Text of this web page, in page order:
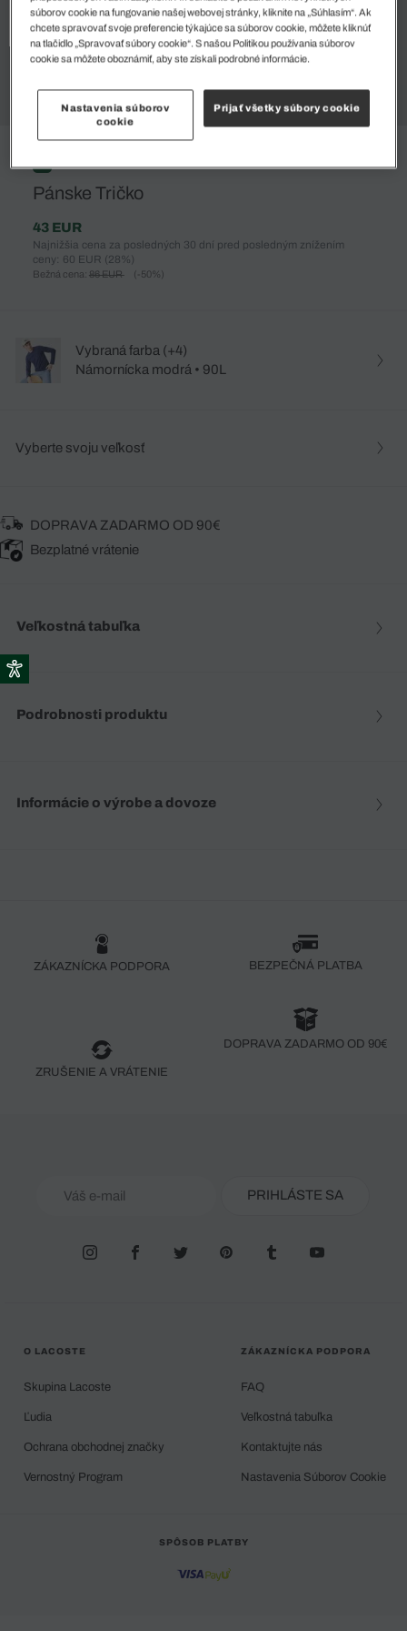
%
Pánske Tričko
43 EUR
Najnižšia cena za posledných 30 dní pred posledným znížením
ceny: 60 EUR (28%)
Bežná cena: 86 EUR (-50%)
Vybraná farba (+4)
Námornícka modrá • 90L
Vyberte svoju veľkosť
DOPRAVA ZADARMO OD 90€
Bezplatné vrátenie
Veľkostná tabuľka
Podrobnosti produktu
Informácie o výrobe a dovoze
ZÁKAZNÍCKA PODPORA BEZPEČNÁ PLATBA
ZRUŠENIE A VRÁTENIE
DOPRAVA ZADARMO OD 90€
PRIHLÁSTE SA
O LACOSTE
Skupina Lacoste
Ľudia
Ochrana obchodnej značky
Vernostný Program
ZÁKAZNÍCKA PODPORA
FAQ
Veľkostná tabuľka
Kontaktujte nás
Nastavenia Súborov Cookie
SPÔSOB PLATBY
súborov cookie na fungovanie našej webovej stránky, kliknite na „Súhlasím“. Ak
chcete spravovať svoje preferencie týkajúce sa súborov cookie, môžete kliknúť
na tlačidlo „Spravovať súbory cookie“. S našou Politikou používania súborov
cookie sa môžete oboznámiť, aby ste získali podrobné informácie.
Nastavenia súborov
cookie
Prijať všetky súbory cookie